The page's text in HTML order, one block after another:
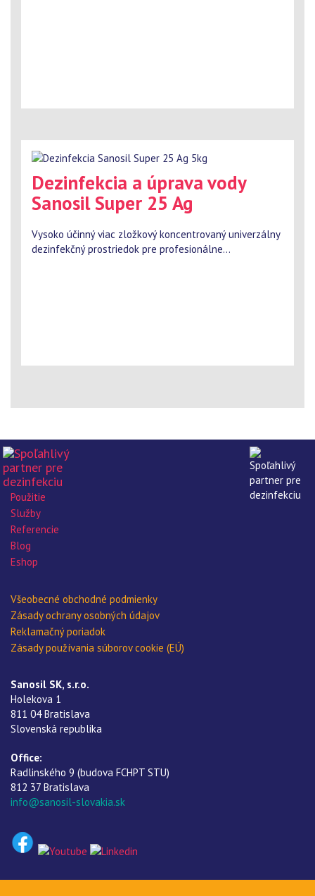
Dezinfekcia a úprava vody
Sanosil Super 25 Ag
Vysoko účinný viac zložkový koncentrovaný univerzálny
dezinfekčný prostriedok pre profesionálne...
Použitie
Služby
Referencie
Blog
Eshop
Všeobecné obchodné podmienky
Zásady ochrany osobných údajov
Reklamačný poriadok
Zásady používania súborov cookie (EÚ)
Sanosil SK, s.r.o.
Holekova 1
811 04 Bratislava
Slovenská republika
Office:
Radlinského 9 (budova FCHPT STU)
812 37 Bratislava
info@sanosil-slovakia.sk